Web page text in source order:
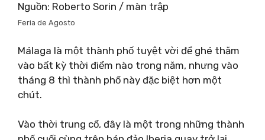
Nguồn: Roberto Sorin / màn trập
Feria de Agosto
Málaga là một thành phố tuyệt vời để ghé thăm
vào bất kỳ thời điểm nào trong năm, nhưng vào
tháng 8 thì thành phố này đặc biệt hơn một
chút.
Vào thời trung cổ, đây là một trong những thành